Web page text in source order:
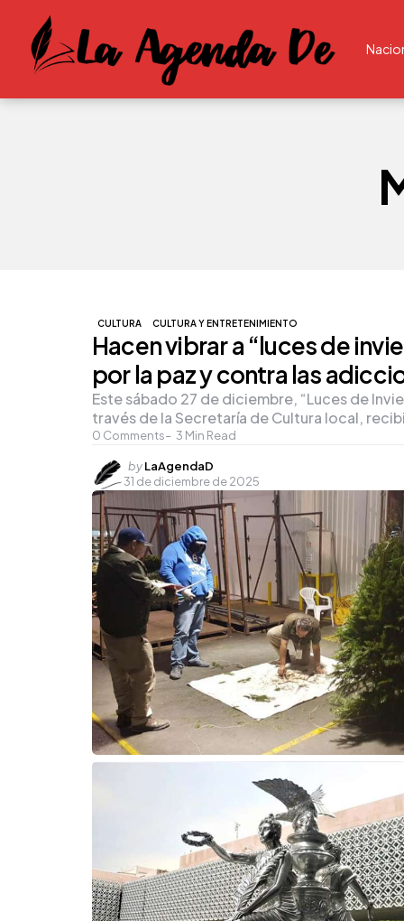
CULTURA CULTURA Y ENTRETENIMIENTO
Hacen vibrar a “luces de
por la paz y contra las
0 Comments 3 Min Read
Este sábado 27 de diciembre, “Luces de
través de la Secretaría de Cultura local,
Posted
by
byLaAgendaD
31 de diciembre de 2025